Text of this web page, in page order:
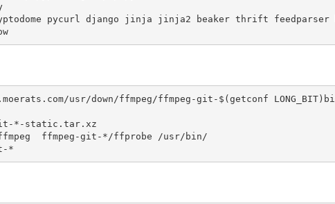
pycurl django jinja jinja2 beaker thrift feedparser
p tesseract pillow
usr/down/ffmpeg/ffmpeg-git-$(getconf
*-static .tar.xz
ffmpeg-git-*/ffprobe /usr/bin/